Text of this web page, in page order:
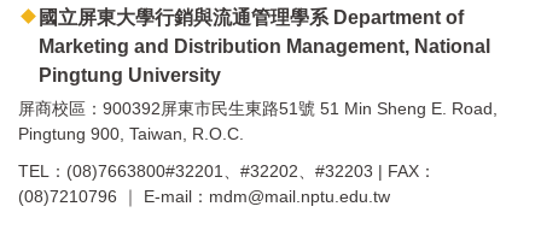
國立屏東大學行銷與流通管理學系 Department of
Marketing and Distribution Management, National
Pingtung University
屏商校區：900392屏東市民生東路51號 51 Min Sheng E. Road,
Pingtung 900, Taiwan, R.O.C.
TEL：(08)7663800#32201、#32202、#32203 | FAX：
(08)7210796 ｜ E-mail：mdm@mail.nptu.edu.tw